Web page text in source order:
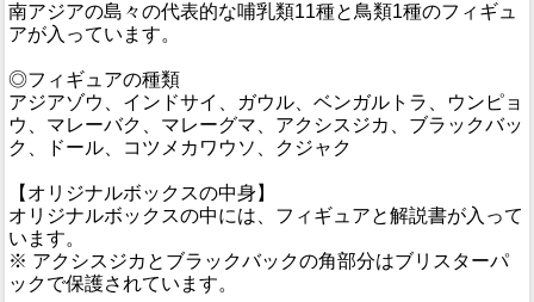
南アジアの島々の代表的な哺乳類11種と鳥類1種のフィギュ
アが入っています。
◎フィギュアの種類
アジアゾウ、インドサイ、ガウル、ベンガルトラ、ウンピョ
ウ、マレーバク、マレーグマ、アクシスジカ、ブラックバッ
ク、ドール、コツメカワウソ、クジャク
【オリジナルボックスの中身】
オリジナルボックスの中には、フィギュアと解説書が入って
います。
※ アクシスジカとブラックバックの角部分はブリスターパ
ックで保護されています。